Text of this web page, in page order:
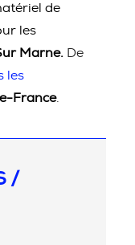
de
les
Marne. De
les
France.
/